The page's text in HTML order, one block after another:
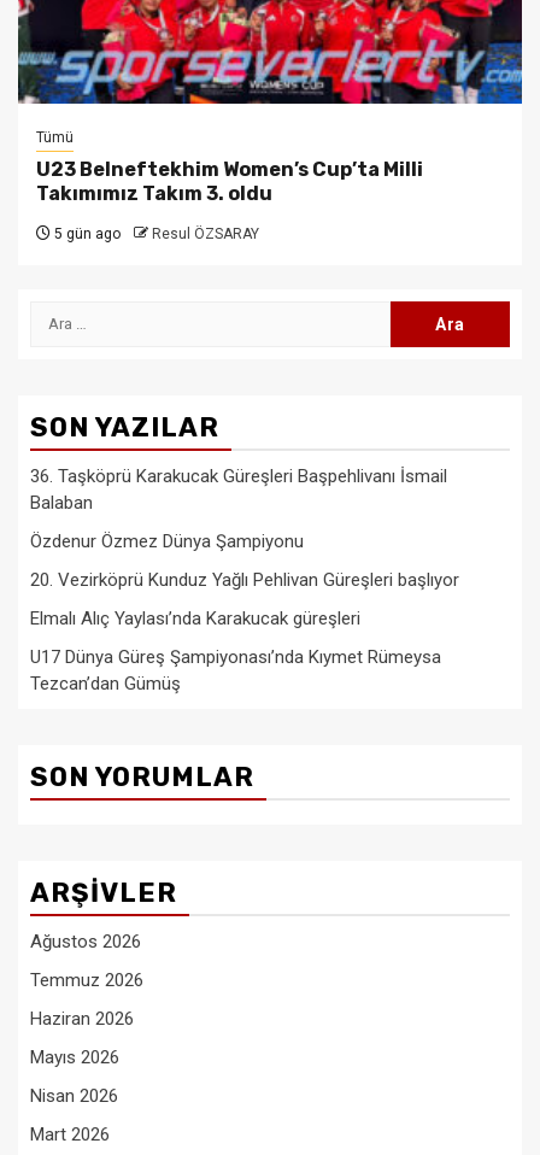
Tümü
U23 Belneftekhim Women’s Cup’ta Milli
Takımımız Takım 3. oldu
5 gün ago Resul ÖZSARAY
Arama:
SON YAZILAR
36. Taşköprü Karakucak Güreşleri Başpehlivanı İsmail
Balaban
Özdenur Özmez Dünya Şampiyonu
20. Vezirköprü Kunduz Yağlı Pehlivan Güreşleri başlıyor
Elmalı Alıç Yaylası’nda Karakucak güreşleri
U17 Dünya Güreş Şampiyonası’nda Kıymet Rümeysa
Tezcan’dan Gümüş
SON YORUMLAR
ARŞIVLER
Ağustos 2026
Temmuz 2026
Haziran 2026
Mayıs 2026
Nisan 2026
Mart 2026